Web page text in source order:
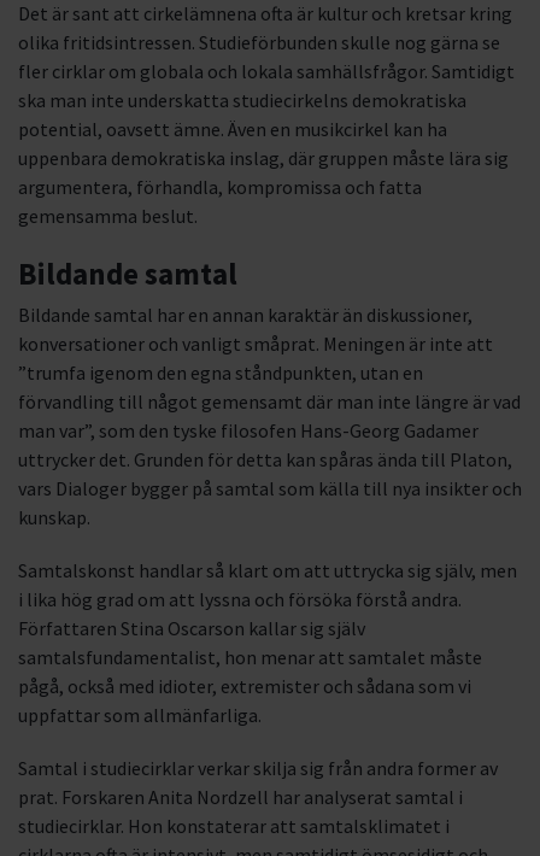
Det är sant att cirkelämnena ofta är kultur och kretsar kring
olika fritidsintressen. Studieförbunden skulle nog gärna se
fler cirklar om globala och lokala samhällsfrågor. Samtidigt
ska man inte underskatta studiecirkelns demokratiska
potential, oavsett ämne. Även en musikcirkel kan ha
uppenbara demokratiska inslag, där gruppen måste lära sig
argumentera, förhandla, kompromissa och fatta
gemensamma beslut.
Bildande samtal
Bildande samtal har en annan karaktär än diskussioner,
konversationer och vanligt småprat. Meningen är inte att
”trumfa igenom den egna ståndpunkten, utan en
förvandling till något gemensamt där man inte längre är vad
man var”, som den tyske filosofen Hans-Georg Gadamer
uttrycker det. Grunden för detta kan spåras ända till Platon,
vars Dialoger bygger på samtal som källa till nya insikter och
kunskap.
Samtalskonst handlar så klart om att uttrycka sig själv, men
i lika hög grad om att lyssna och försöka förstå andra.
Författaren Stina Oscarson kallar sig själv
samtalsfundamentalist, hon menar att samtalet måste
pågå, också med idioter, extremister och sådana som vi
uppfattar som allmänfarliga.
Samtal i studiecirklar verkar skilja sig från andra former av
prat. Forskaren Anita Nordzell har analyserat samtal i
studiecirklar. Hon konstaterar att samtalsklimatet i